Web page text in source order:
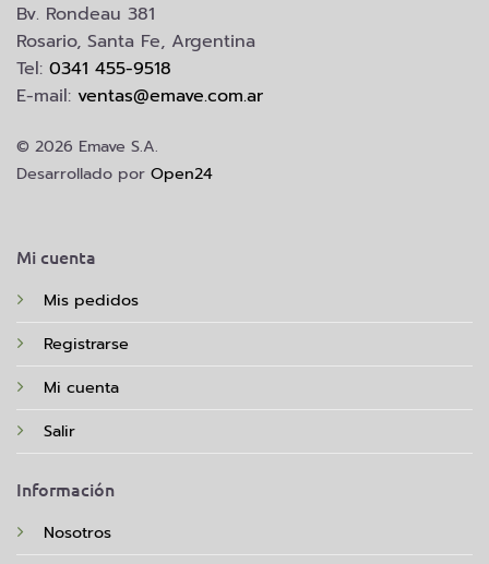
Mi cuenta
Mis pedidos
Registrarse
Mi cuenta
Salir
Información
Nosotros
Bv. Rondeau 381
Rosario, Santa Fe, Argentina
Tel: 0341 455-9518
E-mail: ventas@emave.com.ar
© 2026 Emave S.A.
Desarrollado por Open24